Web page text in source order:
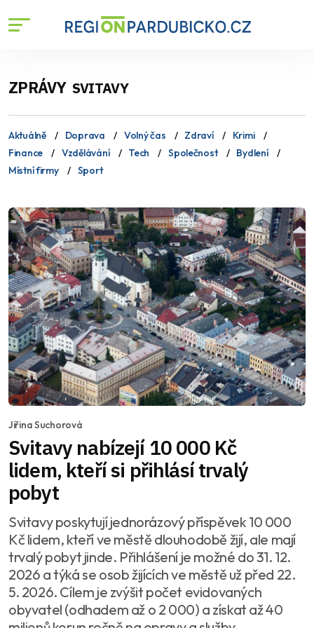
ZPRÁVY SVITAVY
Aktuálně Doprava Volný čas Zdraví
Krimi
Finance
Vzdělávání Tech Společnost
Bydlení
Místní firmy
Sport
Jiřina Suchorová
Svitavy nabízejí 10 000 Kč
lidem, kteří si přihlásí trvalý
pobyt
Svitavy poskytují jednorázový příspěvek 10 000
Kč lidem, kteří ve městě dlouhodobě žijí, ale mají
trvalý pobyt jinde. Přihlášení je možné do 31. 12.
2026 a týká se osob žijících ve městě už před 22.
5. 2026. Cílem je zvýšit počet evidovaných
obyvatel (odhadem až o 2 000) a získat až 40